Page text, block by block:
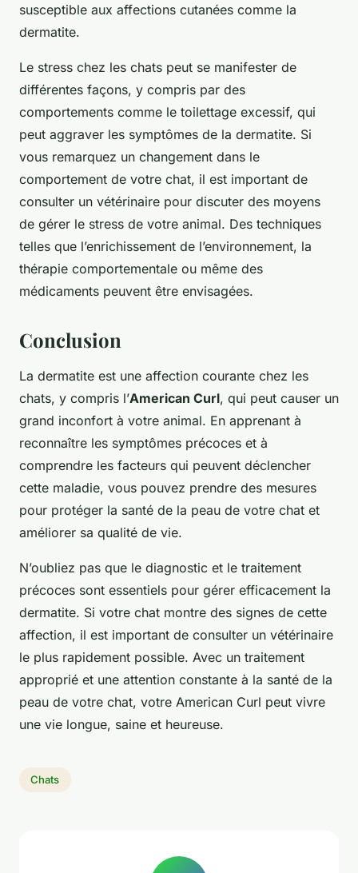
susceptible aux affections cutanées comme la
dermatite.
Le stress chez les chats peut se manifester de
différentes façons, y compris par des
comportements comme le toilettage excessif, qui
peut aggraver les symptômes de la dermatite. Si
vous remarquez un changement dans le
comportement de votre chat, il est important de
consulter un vétérinaire pour discuter des moyens
de gérer le stress de votre animal. Des techniques
telles que l’enrichissement de l’environnement, la
thérapie comportementale ou même des
médicaments peuvent être envisagées.
Conclusion
La dermatite est une affection courante chez les
chats, y compris l’American Curl, qui peut causer un
grand inconfort à votre animal. En apprenant à
reconnaître les symptômes précoces et à
comprendre les facteurs qui peuvent déclencher
cette maladie, vous pouvez prendre des mesures
pour protéger la santé de la peau de votre chat et
améliorer sa qualité de vie.
N’oubliez pas que le diagnostic et le traitement
précoces sont essentiels pour gérer efficacement la
dermatite. Si votre chat montre des signes de cette
affection, il est important de consulter un vétérinaire
le plus rapidement possible. Avec un traitement
approprié et une attention constante à la santé de la
peau de votre chat, votre American Curl peut vivre
une vie longue, saine et heureuse.
Chats